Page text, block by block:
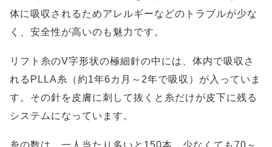
体に吸収されるためアレルギーなどのトラブルが少な
く、安全性が高いのも魅力です。
リフト糸のV字形状の極細針の中には、体内で吸収さ
れるPLLA糸（約1年6カ月～2年で吸収）が入っていま
す。その針を皮膚に刺して抜くと糸だけが皮下に残る
システムになっています。